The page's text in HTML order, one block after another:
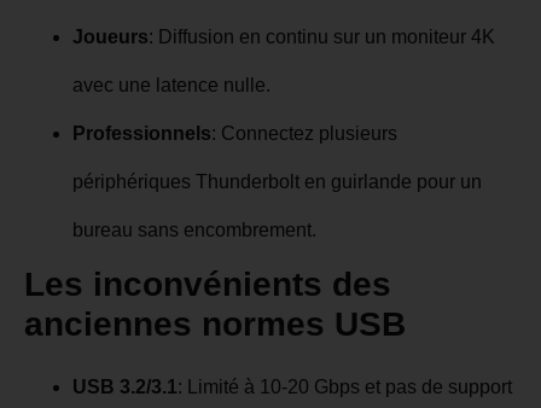
Joueurs: Diffusion en continu sur un moniteur 4K
avec une latence nulle.
Professionnels: Connectez plusieurs
périphériques Thunderbolt en guirlande pour un
bureau sans encombrement.
Les inconvénients des
anciennes normes USB
USB 3.2/3.1: Limité à 10-20 Gbps et pas de support